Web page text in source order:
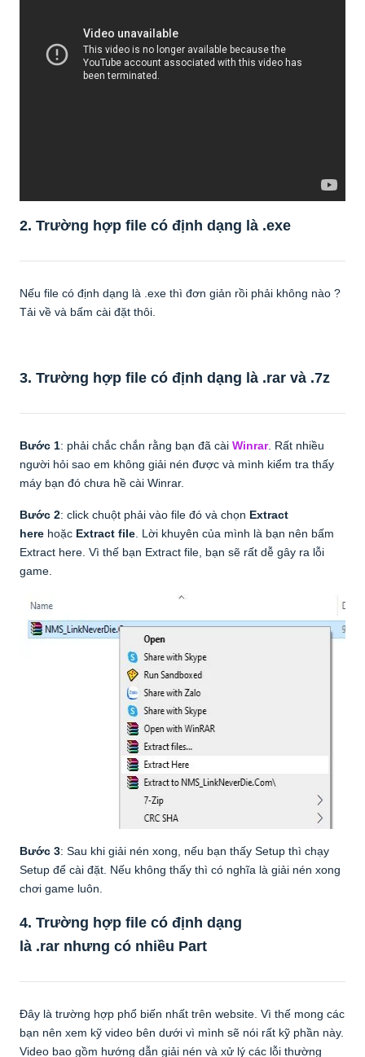
2. Trường hợp file có định dạng là .exe
Nếu file có định dạng là .exe thì đơn giản rồi phải không nào ?
Tải về và bấm cài đặt thôi.
3. Trường hợp file có định dạng là .rar và .7z
Bước 1: phải chắc chắn rằng bạn đã cài Winrar. Rất nhiều
người hỏi sao em không giải nén được và mình kiểm tra thấy
máy bạn đó chưa hề cài Winrar.
Bước 2: click chuột phải vào file đó và chọn Extract
here hoặc Extract file . Lời khuyên của mình là bạn nên bấm
Extract here. Vì thế bạn Extract file, bạn sẽ rất dễ gây ra lỗi
game.
Bước 3: Sau khi giải nén xong, nếu bạn thấy Setup thì chạy
Setup để cài đặt. Nếu không thấy thì có nghĩa là giải nén xong
chơi game luôn.
4. Trường hợp file có định dạng
là .rar nhưng có nhiều Part
Đây là trường hợp phổ biến nhất trên website. Vì thế mong các
bạn nên xem kỹ video bên dưới vì mình sẽ nói rất kỹ phần này.
Video bao gồm hướng dẫn giải nén và xử lý các lỗi thường